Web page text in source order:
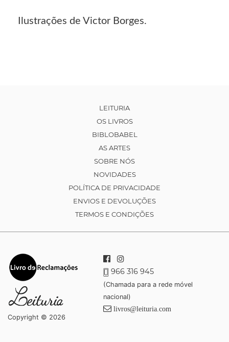
Ilustrações de Victor Borges.
LEITURIA
OS LIVROS
BIBLOBABEL
AS ARTES
SOBRE NÓS
NOVIDADES
POLÍTICA DE PRIVACIDADE
ENVIOS E DEVOLUÇÕES
TERMOS E CONDIÇÕES
Copyright © 2026
966 316 945
(Chamada para a rede móvel
nacional)
livros@leituria.com